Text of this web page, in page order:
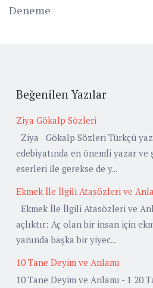
Deneme
Beğenilen Yazılar
Ziya Gökalp Sözleri
Ziya Gökalp Sözleri Türkçü
edebiyatında en önemli yazar
eserleri ile gerekse de y...
Ekmek İle İlgili Atasözleri ve
Ekmek İle İlgili Atasözleri ve
açlıktır: Aç olan bir insan için
yanında başka bir yiyec...
10 Tane Deyim ve Anlamı
10 Tane Deyim ve Anlamı - 1 20